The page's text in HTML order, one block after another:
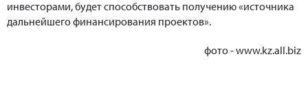
инвесторами, будет способствовать получению «источника
дальнейшего финансирования проектов».
фото - www.kz.all.biz